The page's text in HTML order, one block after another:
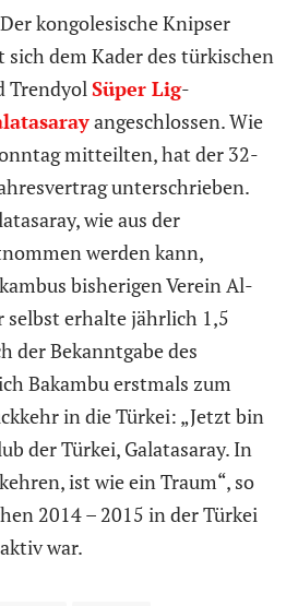
kongolesische Knipser
sich dem Kader des türkischen
Trendyol Süper Lig-
angeschlossen. Wie
mitteilten, hat der 32-
unterschrieben.
wie aus der
werden kann,
bisherigen Verein Al-
selbst erhalte jährlich 1,5
der Bekanntgabe des
Bakambu erstmals zum
in die Türkei: „Jetzt bin
der Türkei, Galatasaray. In
ist wie ein Traum“, so
2014 – 2015 in der Türkei
war.